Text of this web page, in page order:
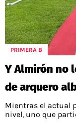
PRIMERA B
Y Almirón no
de arquero
Mientras el actual
nivel, uno que